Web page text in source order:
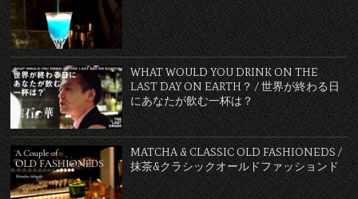
WHAT WOULD YOU DRINK ON THE
LAST DAY ON EARTH？ / 世界が終わる日
にあなたが飲む一杯は？
MATCHA & CLASSIC OLD FASHIONEDS /
抹茶&クラシックオールドファッションド